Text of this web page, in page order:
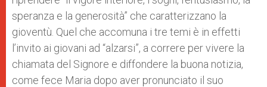
speranza e la generosità” che caratterizzano la
gioventù. Quel che accomuna i tre temi è in effetti
l’invito ai giovani ad “alzarsi”, a correre per vivere la
chiamata del Signore e diffondere la buona notizia,
come fece Maria dopo aver pronunciato il suo